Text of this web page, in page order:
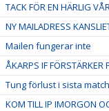
TACK FÖR EN HÄRLIG
NY MAILADRESS
Mailen fungerar inte
ÅKARPS IF FÖRSTÄRKER
Tung förlust i sista
KOM TILL IP IMORGON